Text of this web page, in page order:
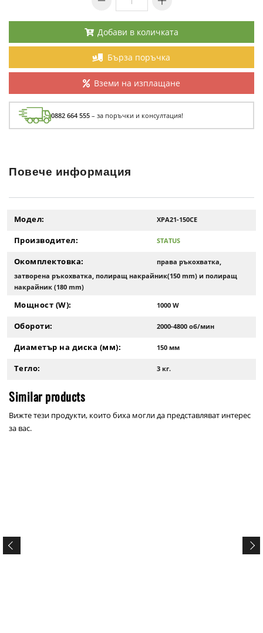
Добави в количката
Бърза поръчка
Вземи на изплащане
0882 664 555 – за поръчки и консултация!
Повече информация
Модел: XPA21-150CE
Производител: STATUS
Окомплектовка:
права ръкохватка,
затворена ръкохватка, полиращ накрайник(150 mm) и полиращ
накрайник (180 mm)
Мощност (W): 1000 W
Обороти: 2000-4800 об/мин
Диаметър на диска (мм): 150 мм
Тегло: 3 кг.
Similar products
Вижте тези продукти, които биха могли да представляват интерес
за вас.